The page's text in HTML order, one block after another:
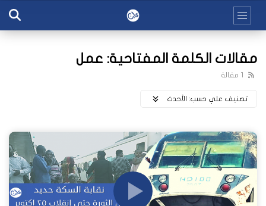
مقالات الكلمة المفتاحية: عمل
1 مقالة
تصنيف علي حسب: اﻷحدث